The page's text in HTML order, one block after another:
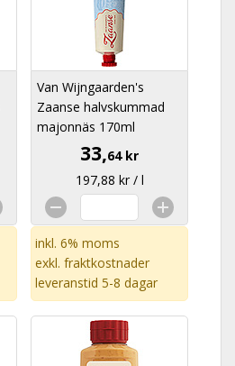
Van Wijngaarden's
Zaanse halvskummad
majonnäs 170ml
33,64 kr
197,88 kr / l
inkl. 6% moms
exkl. fraktkostnader
leveranstid 5-8 dagar